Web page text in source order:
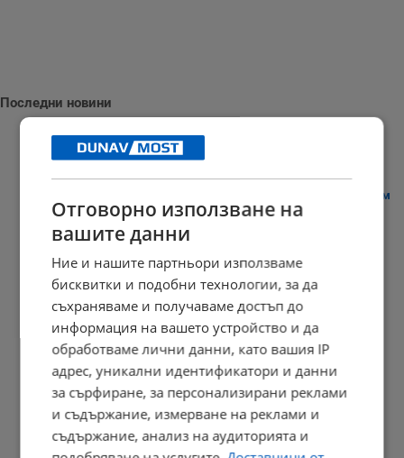
Последни новини
Нивото на Дунав в Хърватия доближава историческия минимум
17:39 | 9.8.2026 г.
Иран показа първи кадри с Моджтаба Хаменей
17:29 | 9.8.2026 г.
17:22 | 9.8.2026 г.
Отговорно използване на
вашите данни
Ние и нашите партньори използваме
бисквитки и подобни технологии, за да
съхраняваме и получаваме достъп до
информация на вашето устройство и да
обработваме лични данни, като вашия IP
адрес, уникални идентификатори и данни
за сърфиране, за персонализирани реклами
и съдържание, измерване на реклами и
съдържание, анализ на аудиторията и